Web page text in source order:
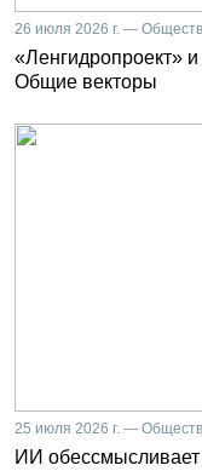
26 июля 2026 г. —
«Ленгидропроект»
Общие векторы
25 июля 2026 г. —
ИИ